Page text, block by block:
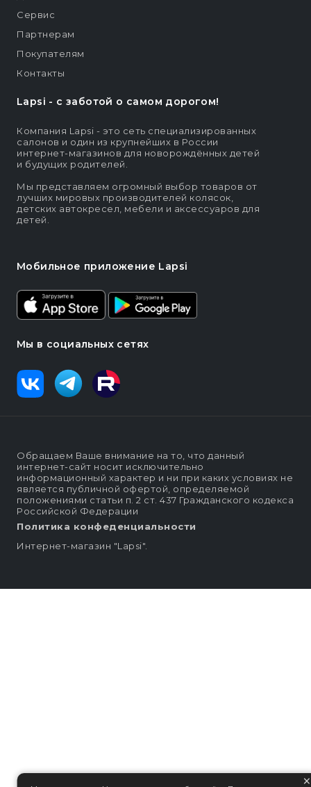
Lapsi - c заботой о самом дорогом!
Компания Lapsi - это сеть специализированных
салонов и один из крупнейших в России
интернет-магазинов для новорождённых детей
и будущих родителей.
Мы представляем огромный выбор товаров от
лучших мировых производителей колясок,
детских автокресел, мебели и аксессуаров для
детей.
Мобильное приложение Lapsi
Мы в социальных сетях
Сервис
Партнерам
Покупателям
Контакты
Обращаем Ваше внимание на то, что данный
интернет-сайт носит исключительно
информационный характер и ни при каких условиях не
является публичной офертой, определяемой
положениями статьи п. 2 ст. 437 Гражданского кодекса
Российской Федерации
Политика конфеденциальности
Интернет-магазин "Lapsi".
×